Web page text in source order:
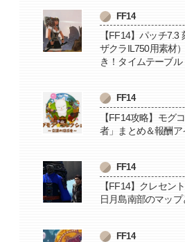
FF14
【FF14】パッチ
ザクラIL750用素材
き！タイムテーブル
FF14
【FF14攻略】モグ
者」まとめ＆報酬ア
FF14
【FF14】クレセン
日月島南部のマッ
FF14